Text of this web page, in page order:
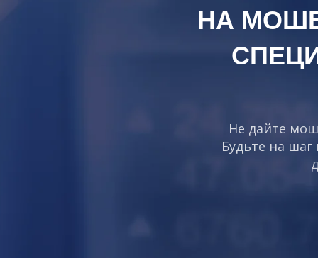
НА
Не дайте
Будьте на